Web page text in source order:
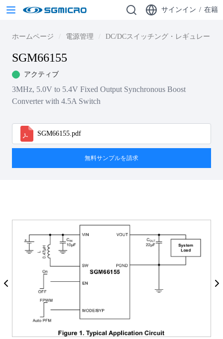
サインイン / 在籍
ホームページ 電源管理 DC/DCスイッチング・レギュレータ
SGM66155
アクティブ
3MHz, 5.0V to 5.4V Fixed Output Synchronous Boost
Converter with 4.5A Switch
SGM66155.pdf
無料サンプルを請求